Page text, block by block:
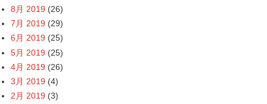
8月 2019 (26)
7月 2019 (29)
6月 2019 (25)
5月 2019 (25)
4月 2019 (26)
3月 2019 (4)
2月 2019 (3)